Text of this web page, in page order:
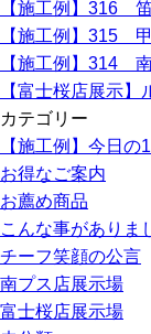
【施工例】316
【施工例】315
【施工例】314
【富士桜店展示
カテゴリー
【施工例】今日の
お得なご案内
お薦め商品
こんな事がありま
チーフ笑顔の公言
南プス店展示場
富士桜店展示場